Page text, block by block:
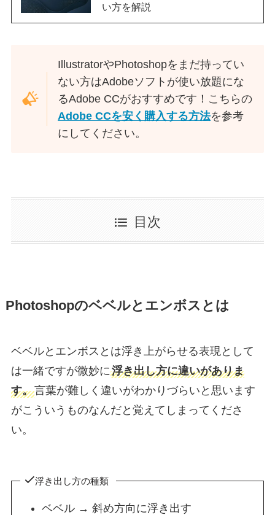
い方を解説
IllustratorやPhotoshopをまだ持ってい
ない方はAdobeソフトが使い放題にな
るAdobe CCがおすすめです！こちらの
Adobe CCを安く購入する方法を参考
にしてください。
目次
Photoshopのベベルとエンボスとは
ベベルとエンボスとは浮き上がらせる表現として
は一緒ですが微妙に浮き出し方に違いがありま
す。言葉が難しく違いがわかりづらいと思います
がこういうものなんだと覚えてしまってくださ
い。
浮き出し方の種類
ベベル → 斜め方向に浮き出す